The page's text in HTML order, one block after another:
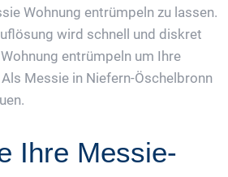
Wohnung entrümpeln zu lassen.
wird schnell und diskret
entrümpeln um Ihre
Messie in Niefern-Öschelbronn
Ihre Messie-